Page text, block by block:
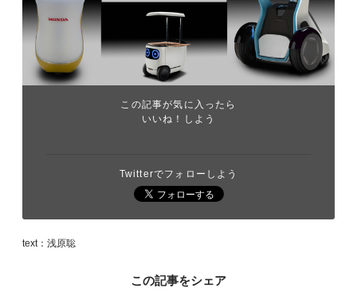
この記事が気に入ったら
いいね！しよう
Twitterでフォローしよう
text：浅原聡
この記事をシェア